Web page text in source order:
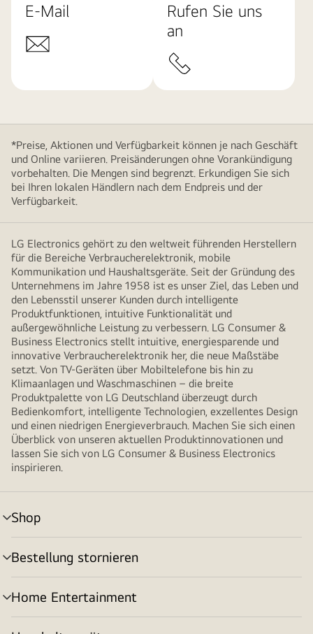
E-Mail
Rufen Sie uns
an
*Preise, Aktionen und Verfügbarkeit können je nach Geschäft
und Online variieren. Preisänderungen ohne Vorankündigung
vorbehalten. Die Mengen sind begrenzt. Erkundigen Sie sich
bei Ihren lokalen Händlern nach dem Endpreis und der
Verfügbarkeit.
LG Electronics gehört zu den weltweit führenden Herstellern
für die Bereiche Verbraucherelektronik, mobile
Kommunikation und Haushaltsgeräte. Seit der Gründung des
Unternehmens im Jahre 1958 ist es unser Ziel, das Leben und
den Lebensstil unserer Kunden durch intelligente
Produktfunktionen, intuitive Funktionalität und
außergewöhnliche Leistung zu verbessern. LG Consumer &
Business Electronics stellt intuitive, energiesparende und
innovative Verbraucherelektronik her, die neue Maßstäbe
setzt. Von TV-Geräten über Mobiltelefone bis hin zu
Klimaanlagen und Waschmaschinen – die breite
Produktpalette von LG Deutschland überzeugt durch
Bedienkomfort, intelligente Technologien, exzellentes Design
und einen niedrigen Energieverbrauch. Machen Sie sich einen
Überblick von unseren aktuellen Produktinnovationen und
lassen Sie sich von LG Consumer & Business Electronics
inspirieren.
Shop
Menü
umschalten
Bestellung stornieren
Menü
umschalten
Home Entertainment
Menü
umschalten